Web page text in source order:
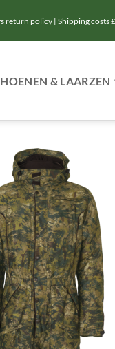
return policy | Shipping costs
& LAARZEN